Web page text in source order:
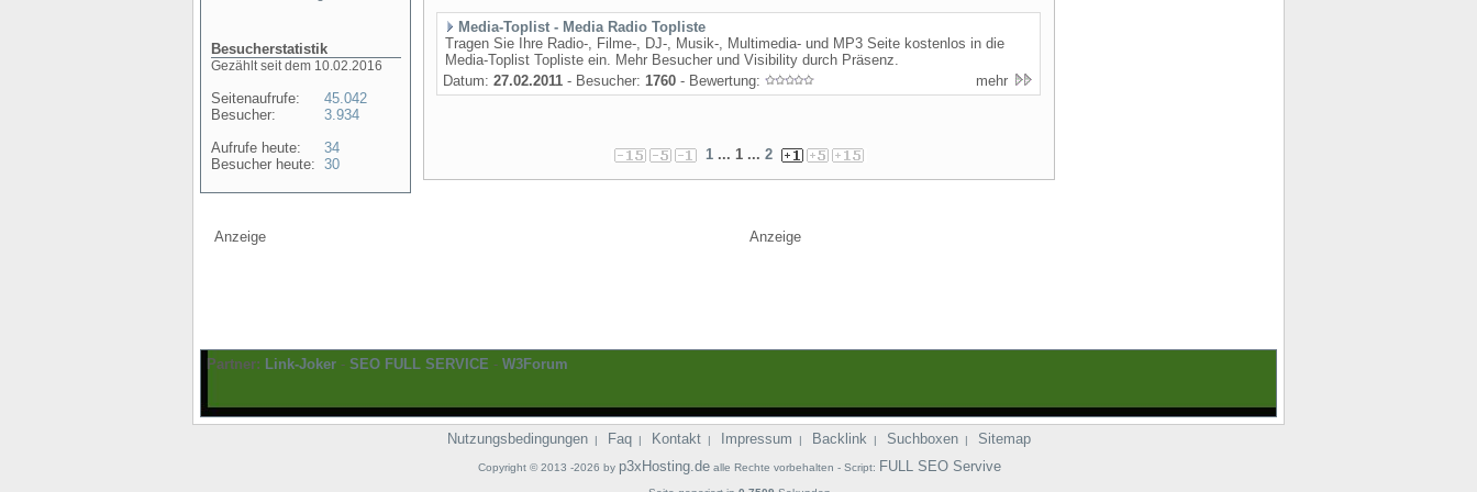
Besucherstatistik
Gezählt seit dem 10.02.2016
Seitenaufrufe:
Besucher:
Aufrufe heute:
Besucher heute:
45.042
3.934
34
30
Media-Toplist - Media Radio Topliste
Tragen Sie Ihre Radio-, Filme-, DJ-, Musik-, Multimedia- und MP3 Seite kostenlos in die
Media-Toplist Topliste ein. Mehr Besucher und Visibility durch Präsenz.
Datum: 27.02.2011 - Besucher: 1760 - Bewertung: mehr
1... 1 ... 2
Anzeige Anzeige
Partner: Link-Joker - SEO FULL SERVICE - W3Forum
Nutzungsbedingungen | Faq | Kontakt | Impressum | Backlink | Suchboxen | Sitemap
Copyright © 2013 -2026 by p3xHosting.dealle Rechte vorbehalten - Script: FULL SEO Servive